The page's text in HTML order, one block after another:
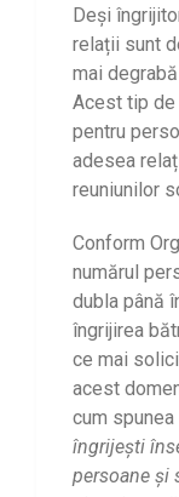
Deși
relații sunt
mai
Acest tip
pentru
adesea
reuniunilor
Conform
numărul
dubla până
îngrijirea
ce mai
acest
cum
îngrijești
persoane și